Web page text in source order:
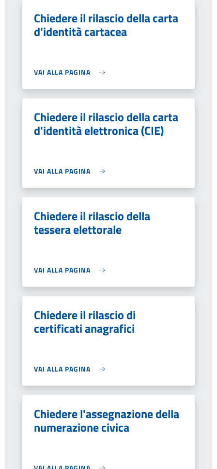
Chiedere il rilascio della carta
d'identità cartacea
VAI ALLA PAGINA
Chiedere il rilascio della carta
d'identità elettronica (CIE)
VAI ALLA PAGINA
Chiedere il rilascio della
tessera elettorale
VAI ALLA PAGINA
Chiedere il rilascio di
certificati anagrafici
VAI ALLA PAGINA
Chiedere l'assegnazione della
numerazione civica